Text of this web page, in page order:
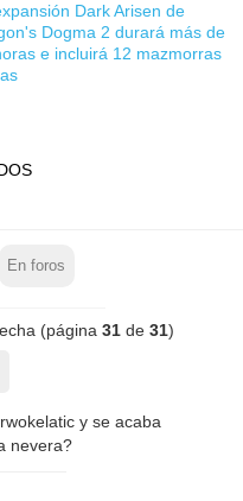
Dark Arisen de
Dogma 2 durará más de
e incluirá 12 mazmorras
En foros
(página 31de 31)
y se acaba
nevera?